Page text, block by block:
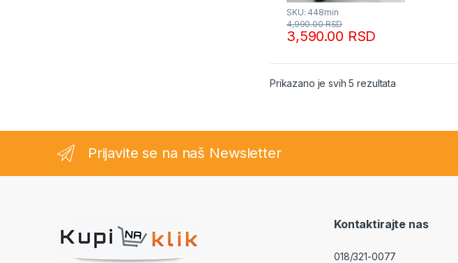
SKU: 448min
3,590.00 RSD
4,990.00RSD
Prikazano je svih 5 rezultataSortirano po
Prijavite se na naš Newsletter
Kontaktirajte nas
018/321-0077